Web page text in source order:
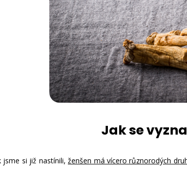
Jak se
jsme si již nastínili,ženšen má vícero různorodých